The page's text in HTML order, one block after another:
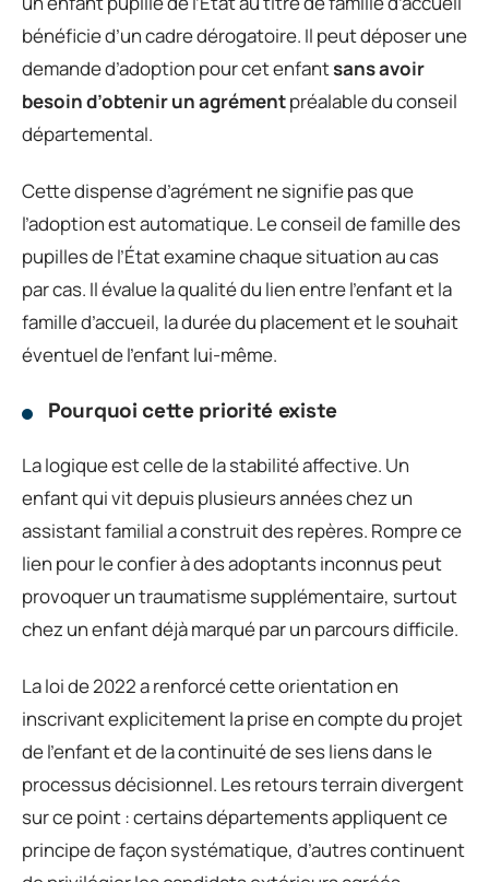
bénéficie d’un cadre dérogatoire. Il peut déposer une
demande d’adoption pour cet enfantsans avoir
besoin d’obtenir un agrémentpréalable du conseil
départemental.
Cette dispense d’agrément ne signifie pas que
l’adoption est automatique. Le conseil de famille des
pupilles de l’État examine chaque situation au cas
par cas. Il évalue la qualité du lien entre l’enfant et la
famille d’accueil, la durée du placement et le souhait
éventuel de l’enfant lui-même.
Pourquoi cette priorité existe
La logique est celle de la stabilité affective. Un
enfant qui vit depuis plusieurs années chez un
assistant familial a construit des repères. Rompre ce
lien pour le confier à des adoptants inconnus peut
provoquer un traumatisme supplémentaire, surtout
chez un enfant déjà marqué par un parcours difficile.
La loi de 2022 a renforcé cette orientation en
inscrivant explicitement la prise en compte du projet
de l’enfant et de la continuité de ses liens dans le
processus décisionnel. Les retours terrain divergent
sur ce point : certains départements appliquent ce
principe de façon systématique, d’autres continuent